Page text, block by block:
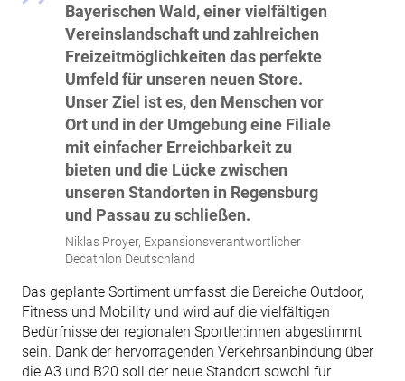
Bayerischen Wald, einer vielfältigen
Vereinslandschaft und zahlreichen
Freizeitmöglichkeiten das perfekte
Umfeld für unseren neuen Store.
Unser Ziel ist es, den Menschen vor
Ort und in der Umgebung eine Filiale
mit einfacher Erreichbarkeit zu
bieten und die Lücke zwischen
unseren Standorten in Regensburg
und Passau zu schließen.
Niklas Proyer, Expansionsverantwortlicher
Decathlon Deutschland
Das geplante Sortiment umfasst die Bereiche Outdoor,
Fitness und Mobility und wird auf die vielfältigen
Bedürfnisse der regionalen Sportler:innen abgestimmt
sein. Dank der hervorragenden Verkehrsanbindung über
die A3 und B20 soll der neue Standort sowohl für